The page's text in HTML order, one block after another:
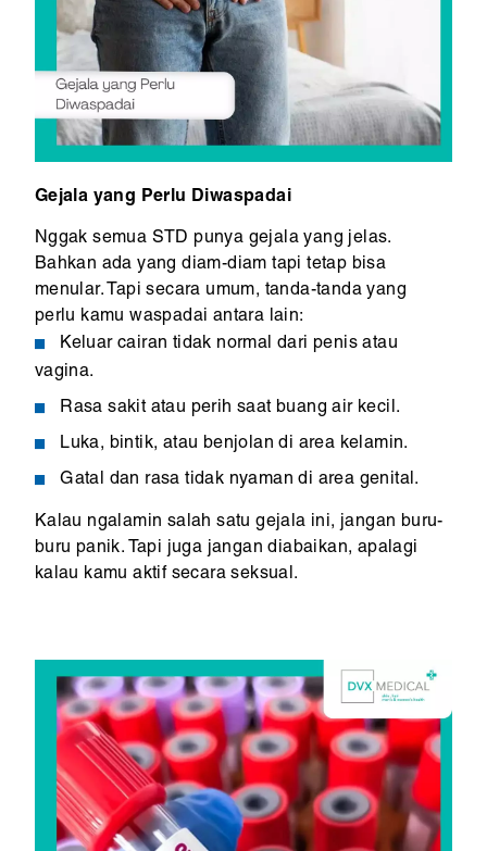
Gejala yang Perlu Diwaspadai
Nggak semua STD punya gejala yang jelas.
Bahkan ada yang diam-diam tapi tetap bisa
menular. Tapi secara umum, tanda-tanda yang
perlu kamu waspadai antara lain:
Keluar cairan tidak normal dari penis atau
vagina.
Rasa sakit atau perih saat buang air kecil.
Luka, bintik, atau benjolan di area kelamin.
Gatal dan rasa tidak nyaman di area genital.
Kalau ngalamin salah satu gejala ini, jangan buru-
buru panik. Tapi juga jangan diabaikan, apalagi
kalau kamu aktif secara seksual.